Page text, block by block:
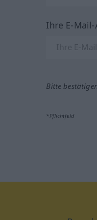
Ihre E-
Bitte
*Pflichtfeld